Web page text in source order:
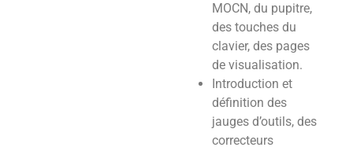
MOCN, du pupitre,
des touches du
clavier, des pages
de visualisation.
Introduction et
définition des
jauges d’outils, des
correcteurs